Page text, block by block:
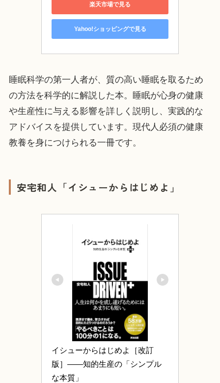
楽天市場で見る
Yahoo!ショッピングで見る
睡眠科学の第一人者が、質の高い睡眠を取るため
の方法を科学的に解説した本。睡眠が心身の健康
や生産性に与える影響を詳しく説明し、実践的な
アドバイスを提供しています。現代人必須の健康
教養を身につけられる一冊です。
安宅和人「イシューからはじめよ」
イシューからはじめよ［改訂
版］――知的生産の「シンプル
な本質」